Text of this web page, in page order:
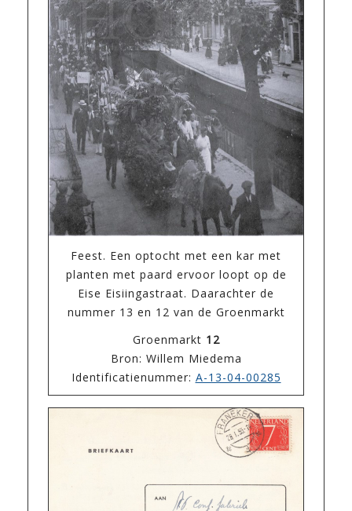
Feest. Een optocht met een kar met
planten met paard ervoor loopt op de
Eise Eisiingastraat. Daarachter de
nummer 13 en 12 van de Groenmarkt
Groenmarkt 12
Bron: Willem Miedema
Identificatienummer: A-13-04-00285